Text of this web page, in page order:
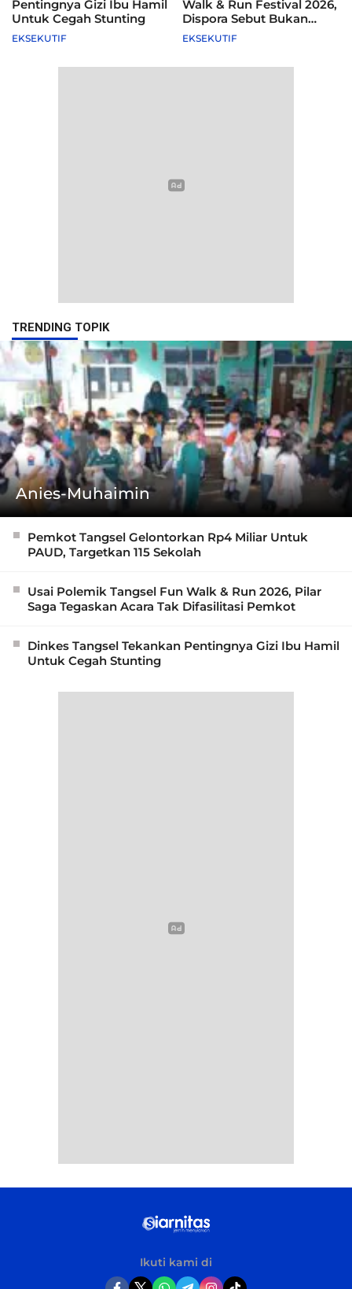
Pentingnya Gizi Ibu Hamil
Untuk Cegah Stunting
EKSEKUTIF
Walk & Run Festival 2026,
Dispora Sebut Bukan
Agenda Pemkot
EKSEKUTIF
TRENDING TOPIK
Anies-Muhaimin
Pemkot Tangsel Gelontorkan Rp4 Miliar Untuk
PAUD, Targetkan 115 Sekolah
Usai Polemik Tangsel Fun Walk & Run 2026, Pilar
Saga Tegaskan Acara Tak Difasilitasi Pemkot
Dinkes Tangsel Tekankan Pentingnya Gizi Ibu Hamil
Untuk Cegah Stunting
Ikuti kami di